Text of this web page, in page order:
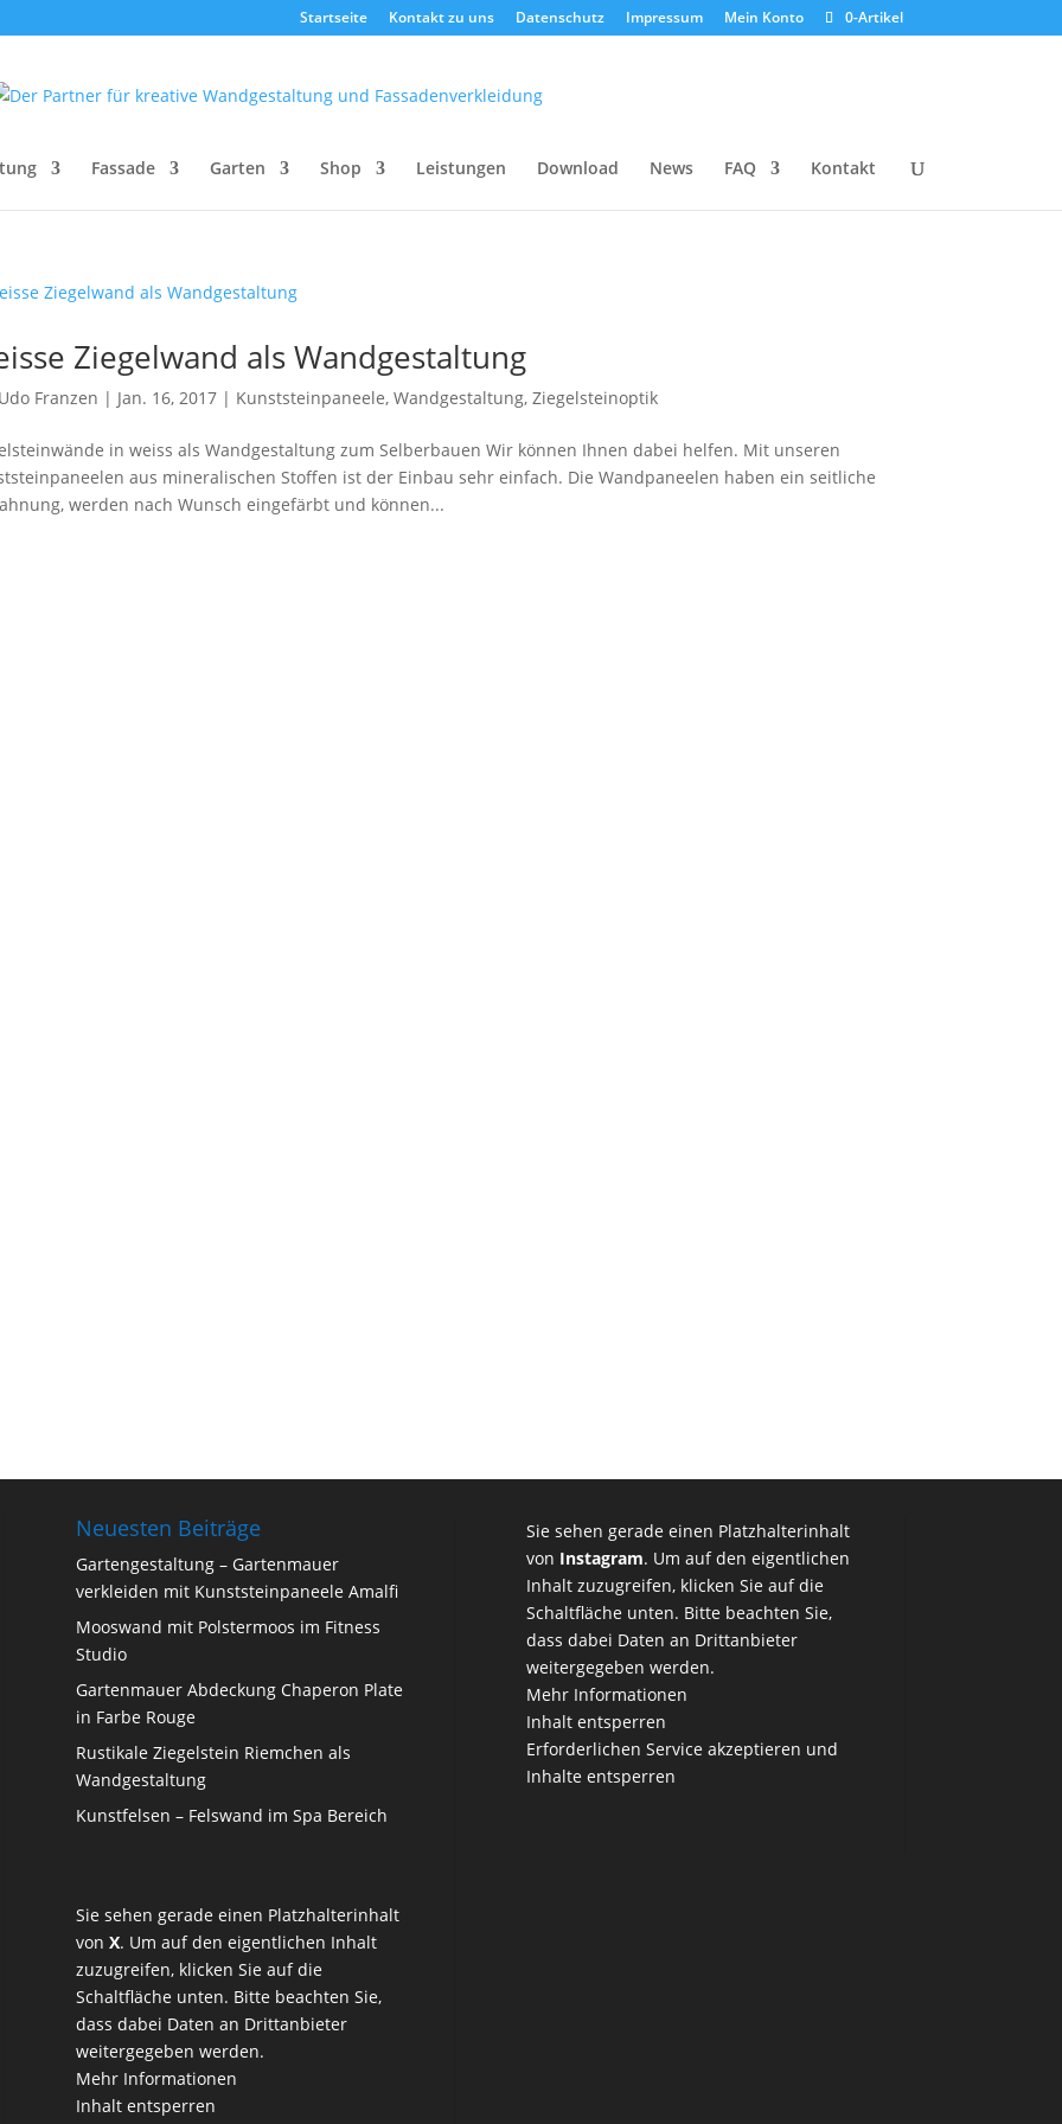
Startseite Kontakt zu uns Datenschutz Impressum Mein Konto 0-Artikel
Fassade Garten Shop Leistungen Download News FAQ Kontakt
Ziegelwand als Wandgestaltung
Udo Franzen | Jan. 16, 2017| Kunststeinpaneele, Wandgestaltung, Ziegelsteinoptik
in weiss als Wandgestaltung zum Selberbauen Wir können Ihnen dabei helfen. Mit unseren
aus mineralischen Stoffen ist der Einbau sehr einfach. Die Wandpaneelen haben ein seitliche
werden nach Wunsch eingefärbt und können...
Neuesten Beiträge
Gartengestaltung – Gartenmauer
verkleiden mit Kunststeinpaneele Amalfi
Mooswand mit Polstermoos im Fitness
Studio
Gartenmauer Abdeckung Chaperon Plate
in Farbe Rouge
Rustikale Ziegelstein Riemchen als
Wandgestaltung
Kunstfelsen – Felswand im Spa Bereich
Sie sehen gerade einen Platzhalterinhalt
von X. Um auf den eigentlichen Inhalt
zuzugreifen, klicken Sie auf die
Schaltfläche unten. Bitte beachten Sie,
dass dabei Daten an Drittanbieter
weitergegeben werden.
Mehr Informationen
Inhalt entsperren
Sie sehen gerade einen Platzhalterinhalt
von Instagram. Um auf den eigentlichen
Inhalt zuzugreifen, klicken Sie auf die
Schaltfläche unten. Bitte beachten Sie,
dass dabei Daten an Drittanbieter
weitergegeben werden.
Mehr Informationen
Inhalt entsperren
Erforderlichen Service akzeptieren und
Inhalte entsperren